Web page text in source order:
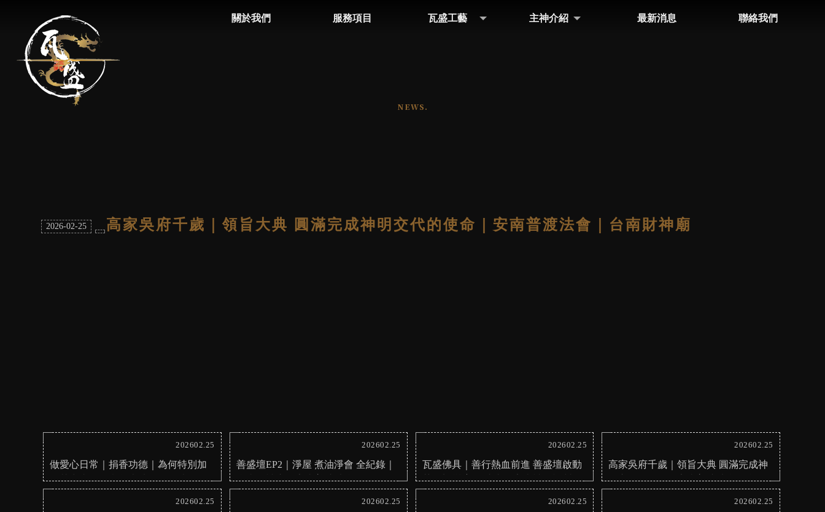
關於我們 服務項目 瓦盛工藝 主神介紹 最新消息 聯絡我們
2026-02-25 高家吳府千歲｜領旨大典 圓滿完成神明交代的使命｜安南普渡法會｜台南財神廟
202602.25
做愛心日常｜捐香功德｜為何特別加
分其中真正的意義本片為你揭曉｜台
202602.25
善盛壇EP2｜淨屋 煮油淨會 全紀錄｜
台南財神廟｜安南普渡法會
202602.25
瓦盛佛具｜善行熱血前進 善盛壇啟動
茶行蛻變 善願成真｜安南神像訂製
202602.25
高家吳府千歲｜領旨大典 圓滿完成神
明交代的使命｜安南普渡法會｜台南
202602.25 202602.25 202602.25 202602.25